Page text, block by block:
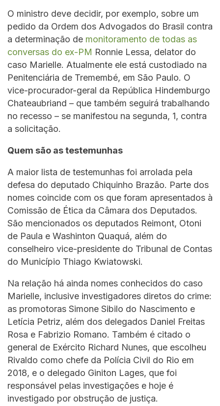
O ministro deve decidir, por exemplo, sobre um
pedido da Ordem dos Advogados do Brasil contra
a determinação de monitoramento de todas as
conversas do ex-PM Ronnie Lessa, delator do
caso Marielle. Atualmente ele está custodiado na
Penitenciária de Tremembé, em São Paulo. O
vice-procurador-geral da República Hindemburgo
Chateaubriand – que também seguirá trabalhando
no recesso – se manifestou na segunda, 1, contra
a solicitação.
Quem são as testemunhas
A maior lista de testemunhas foi arrolada pela
defesa do deputado Chiquinho Brazão. Parte dos
nomes coincide com os que foram apresentados à
Comissão de Ética da Câmara dos Deputados.
São mencionados os deputados Reimont, Otoni
de Paula e Washinton Quaquá, além do
conselheiro vice-presidente do Tribunal de Contas
do Município Thiago Kwiatowski.
Na relação há ainda nomes conhecidos do caso
Marielle, inclusive investigadores diretos do crime:
as promotoras Simone Sibilo do Nascimento e
Letícia Petriz, além dos delegados Daniel Freitas
Rosa e Fabrizio Romano. Também é citado o
general de Exército Richard Nunes, que escolheu
Rivaldo como chefe da Polícia Civil do Rio em
2018, e o delegado Giniton Lages, que foi
responsável pelas investigações e hoje é
investigado por obstrução de justiça.